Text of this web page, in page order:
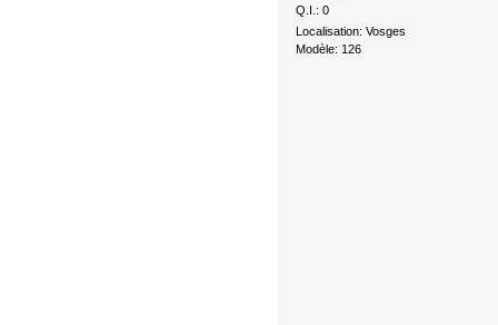
Q.I.: 0
Localisation: Vosges
Modèle: 126